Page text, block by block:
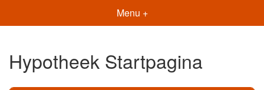
Menu +
Hypotheek Startpagina